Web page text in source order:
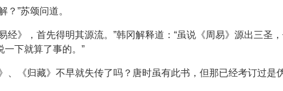
？”苏颂问道。
经》，首先得明其源流。”韩冈解释道：“虽说《周易》源出三
一下就算了事的。”
、《归藏》不早就失传了吗？唐时虽有此书，但那已经考订过是